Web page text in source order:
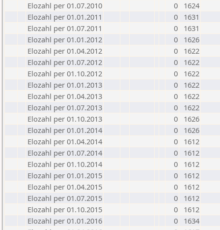
Elozahl per 01.07.2010
0
1624
Elozahl per 01.01.2011
0
1631
Elozahl per 01.07.2011
0
1631
Elozahl per 01.01.2012
0
1626
Elozahl per 01.04.2012
0
1622
Elozahl per 01.07.2012
0
1622
Elozahl per 01.10.2012
0
1622
Elozahl per 01.01.2013
0
1622
Elozahl per 01.04.2013
0
1622
Elozahl per 01.07.2013
0
1622
Elozahl per 01.10.2013
0
1626
Elozahl per 01.01.2014
0
1626
Elozahl per 01.04.2014
0
1612
Elozahl per 01.07.2014
0
1612
Elozahl per 01.10.2014
0
1612
Elozahl per 01.01.2015
0
1612
Elozahl per 01.04.2015
0
1612
Elozahl per 01.07.2015
0
1612
Elozahl per 01.10.2015
0
1612
Elozahl per 01.01.2016
0
1634